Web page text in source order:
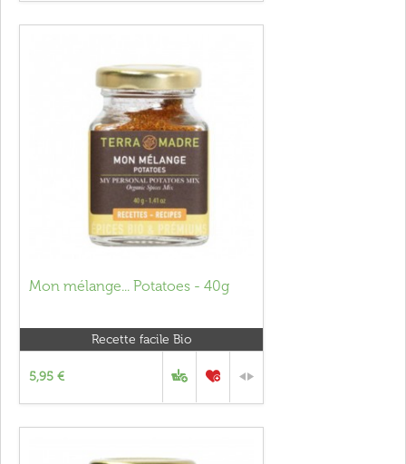
Mon mélange... Potatoes - 40g
Recette facile Bio
5,95 €